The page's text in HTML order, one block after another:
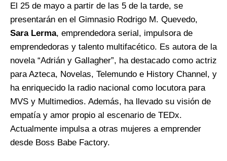
El 25 de mayo a partir de las 5 de la tarde, se
presentarán en el Gimnasio Rodrigo M. Quevedo,
Sara Lerma, emprendedora serial, impulsora de
emprendedoras y talento multifacético. Es autora de la
novela “Adrián y Gallagher”, ha destacado como actriz
para Azteca, Novelas, Telemundo e History Channel, y
ha enriquecido la radio nacional como locutora para
MVS y Multimedios. Además, ha llevado su visión de
empatía y amor propio al escenario de TEDx.
Actualmente impulsa a otras mujeres a emprender
desde Boss Babe Factory.